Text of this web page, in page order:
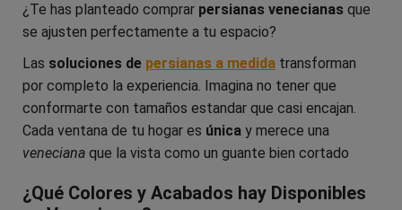
¿Te has planteado comprar persianas venecianas que
se ajusten perfectamente a tu espacio?
Las soluciones de persianas a medida transforman
por completo la experiencia. Imagina no tener que
conformarte con tamaños estandar que casi encajan.
Cada ventana de tu hogar es única y merece una
veneciana que la vista como un guante bien cortado
¿Qué Colores y Acabados hay Disponibles